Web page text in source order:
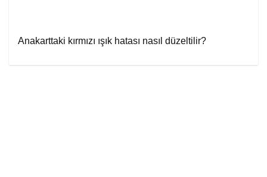
Anakarttaki kırmızı ışık hatası nasıl düzeltilir?